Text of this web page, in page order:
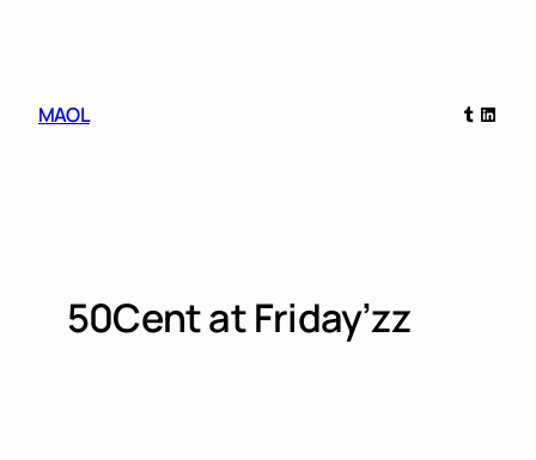
MAOL
Tumblr
50Cent at Friday’zz